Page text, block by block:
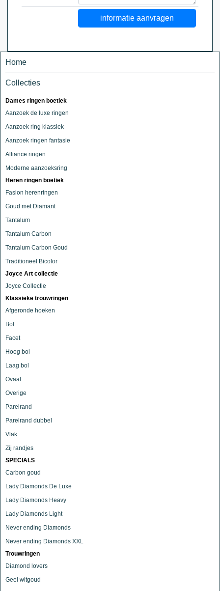
Home
Collecties
Dames ringen boetiek
Aanzoek de luxe ringen
Aanzoek ring klassiek
Aanzoek ringen fantasie
Alliance ringen
Moderne aanzoeksring
Heren ringen boetiek
Fasion herenringen
Goud met Diamant
Tantalum
Tantalum Carbon
Tantalum Carbon Goud
Traditioneel Bicolor
Joyce Art collectie
Joyce Collectie
Klassieke trouwringen
Afgeronde hoeken
Bol
Facet
Hoog bol
Laag bol
Ovaal
Overige
Parelrand
Parelrand dubbel
Vlak
Zij randjes
SPECIALS
Carbon goud
Lady Diamonds De Luxe
Lady Diamonds Heavy
Lady Diamonds Light
Never ending Diamonds
Never ending Diamonds XXL
Trouwringen
Diamond lovers
Geel witgoud